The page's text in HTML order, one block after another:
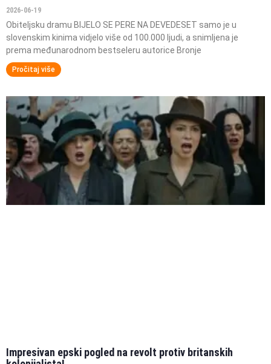
2026-06-19
Obiteljsku dramu BIJELO SE PERE NA DEVEDESET samo je u
slovenskim kinima vidjelo više od 100.000 ljudi, a snimljena je
prema međunarodnom bestseleru autorice Bronje
Pročitaj više
Impresivan epski pogled na revolt protiv britanskih